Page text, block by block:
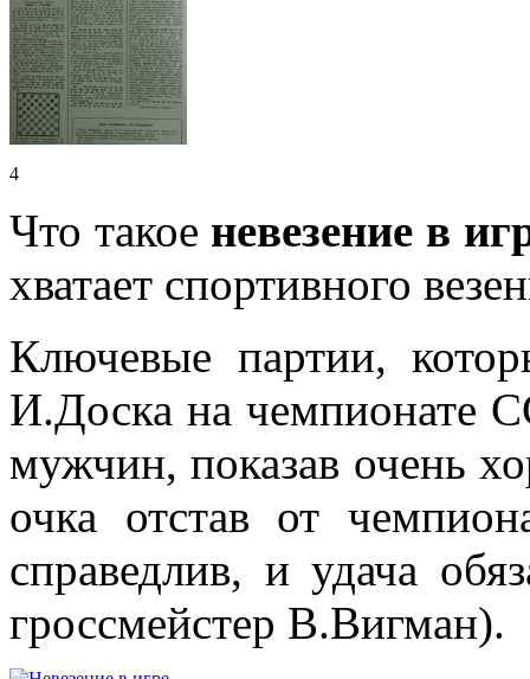
4
Что такое невезение в
хватает спортивного
Ключевые партии,
И.Доска на чемпионате
мужчин, показав очень
очка отстав от
справедлив, и удача
гроссмейстер В.Вигман).